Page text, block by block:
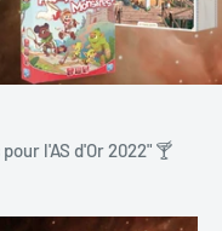
l'AS d'Or 2022" 🍸